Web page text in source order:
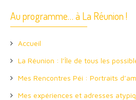
Au programme… à La Réunion !
Accueil
La Réunion : l’Île de tous les
Mes Rencontres Péi : Portraits
Mes expériences et adresses